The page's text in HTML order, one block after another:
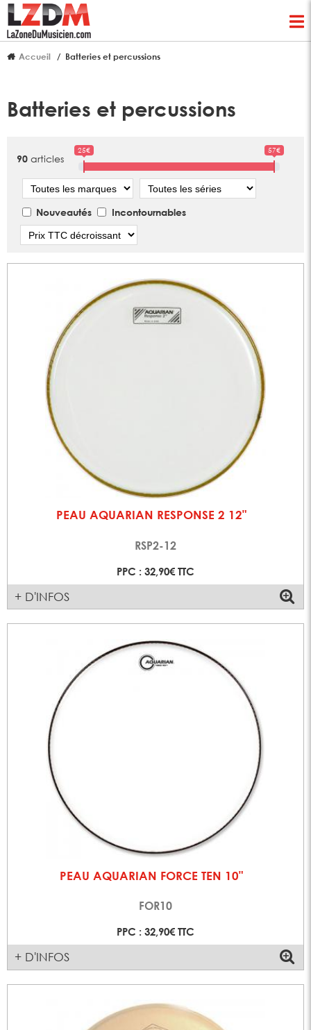
Accueil Batteries et percussions
Batteries et percussions
90 articles
25€ 57€
Marque Série
Nouveautés
Incontournables
PEAU AQUARIAN RESPONSE 2 12"
RSP2-12
PPC : 32,90€ TTC
+ D'INFOS
PEAU AQUARIAN FORCE TEN 10"
FOR10
PPC : 32,90€ TTC
+ D'INFOS